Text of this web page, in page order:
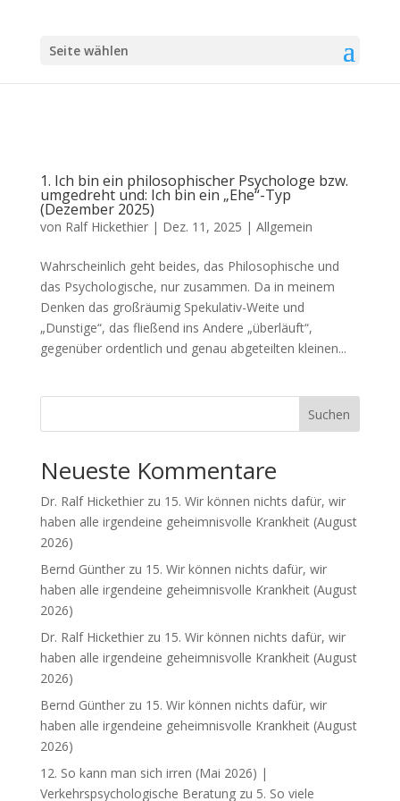
Seite wählen
1. Ich bin ein philosophischer Psychologe bzw.
umgedreht und: Ich bin ein „Ehe“-Typ
(Dezember 2025)
von Ralf Hickethier| Dez. 11, 2025 | Allgemein
Wahrscheinlich geht beides, das Philosophische und
das Psychologische, nur zusammen. Da in meinem
Denken das großräumig Spekulativ-Weite und
„Dunstige“, das fließend ins Andere „überläuft“,
gegenüber ordentlich und genau abgeteilten kleinen...
Suchen
Neueste Kommentare
Dr. Ralf Hickethierzu 15. Wir können nichts dafür, wir
haben alle irgendeine geheimnisvolle Krankheit (August
2026)
Bernd Güntherzu 15. Wir können nichts dafür, wir
haben alle irgendeine geheimnisvolle Krankheit (August
2026)
Dr. Ralf Hickethierzu 15. Wir können nichts dafür, wir
haben alle irgendeine geheimnisvolle Krankheit (August
2026)
Bernd Güntherzu 15. Wir können nichts dafür, wir
haben alle irgendeine geheimnisvolle Krankheit (August
2026)
12. So kann man sich irren (Mai 2026) |
Verkehrspsychologische Beratungzu 5. So viele